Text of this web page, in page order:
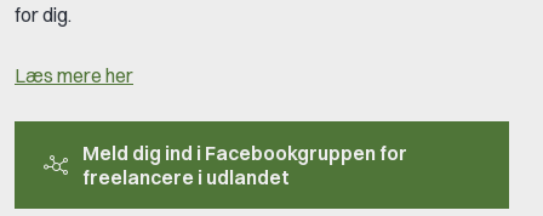
for dig.
Læs mere her
Meld dig ind i Facebookgruppen for
freelancere i udlandet